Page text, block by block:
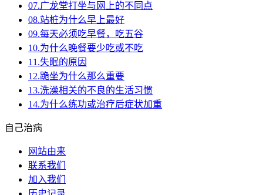
07.广龙堂打坐与网上的不同点
08.站桩为什么早上最好
09.每天必须吃早餐，吃五谷
10.为什么晚餐要少吃或不吃
11.失眠的原因
12.跪坐为什么那么重要
13.洗澡相关的不良的生活习惯
14.为什么练功或治疗后症状加重
自己治病
网站由来
联系我们
加入我们